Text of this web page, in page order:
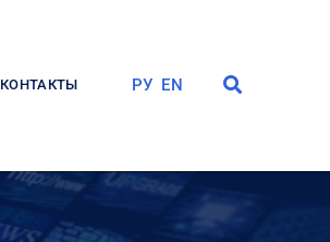
КОНТАКТЫ РУ EN